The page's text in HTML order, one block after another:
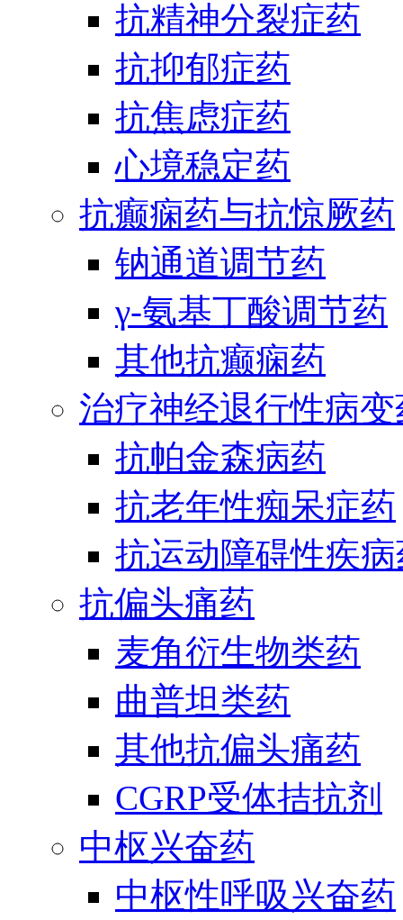
抗精神分裂症药
抗抑郁症药
抗焦虑症药
心境稳定药
抗癫痫药与抗惊厥药
钠通道调节药
γ-氨基丁酸调节药
其他抗癫痫药
治疗神经退行性病
抗帕金森病药
抗老年性痴呆症药
抗运动障碍性疾
抗偏头痛药
麦角衍生物类药
曲普坦类药
其他抗偏头痛药
CGRP受体拮抗剂
中枢兴奋药
中枢性呼吸兴奋药